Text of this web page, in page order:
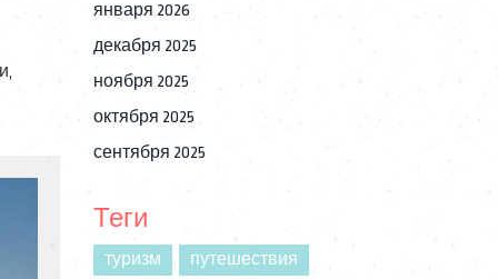
января 2026
декабря 2025
ноября 2025
октября 2025
сентября 2025
Теги
туризм
путешествия